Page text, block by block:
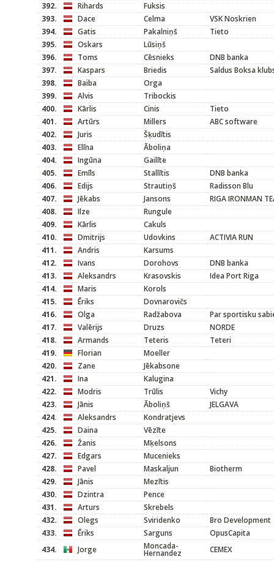
392.
Rihards
Fuksis
393.
Dace Celma
VSK Noskrien
394.
Gatis Pakalniņš
Tieto
395.
Oskars
Lūsiņš
396.
Toms Cēsnieks
DNB banka
397.
Kaspars Briedis
Saldus Boksa
398.
Baiba
Orga
399.
Alvis
Tribockis
400.
Kārlis Cinis
Tieto
401.
Artūrs Millers
ABC software
402.
Juris
Šķudītis
403.
Elīna
Āboliņa
404.
Ingūna
Gailīte
405.
Emīls Stallītis
DNB banka
406.
Edijs Strautiņš
Radisson Blu
407.
Jēkabs Jansons
RIGA IRONMAN
408.
Ilze
Rungule
409.
Kārlis
Cakuls
410.
Dmitrijs Udovkins
ACTIVIA RUN
411.
Andris
Karsums
412.
Ivans Dorohovs
DNB banka
413.
Aleksandrs Krasovskis
Idea Port Riga
414.
Maris
Korols
415.
Ēriks
Dovnarovičs
416.
Olga Radžabova
Par sportisku
417.
Valērijs Druzs
NORDE
418.
Armands Teteris
Teteri
419.
Florian
Moeller
420.
Zane
Jēkabsone
421.
Ina
Kalugina
422.
Modris Trūlis
Vichy
423.
Jānis Āboliņš
JELGAVA
424.
Aleksandrs
Kondratjevs
425.
Daina
Vēzīte
426.
Žanis
Mķelsons
427.
Edgars
Mucenieks
428.
Pavel Maskaljun
Biotherm
429.
Jānis
Mezītis
430.
Dzintra
Pence
431.
Arturs
Skrebels
432.
Olegs Sviridenko
Bro Development
433.
Ēriks Sarguns
OpusCapita
434.
Jorge Moncada-
Hernandez
CEMEX